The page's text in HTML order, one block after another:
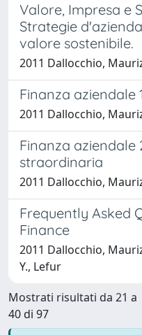
Valore, Impresa e
Strategie
valore sostenibile.
2011 Dallocchio,
Finanza aziendale
2011 Dallocchio,
Finanza aziendale
straordinaria
2011 Dallocchio,
Frequently Asked
Finance
2011 Dallocchio,
Y., Lefur
Mostrati risultati da 21 a
40 di 97